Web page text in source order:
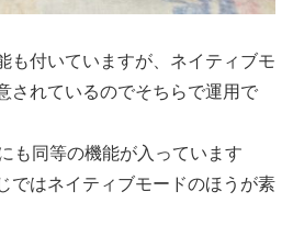
も付いていますが、ネイティブモ
されているのでそちらで運用で
も同等の機能が入っています
ではネイティブモードのほうが素